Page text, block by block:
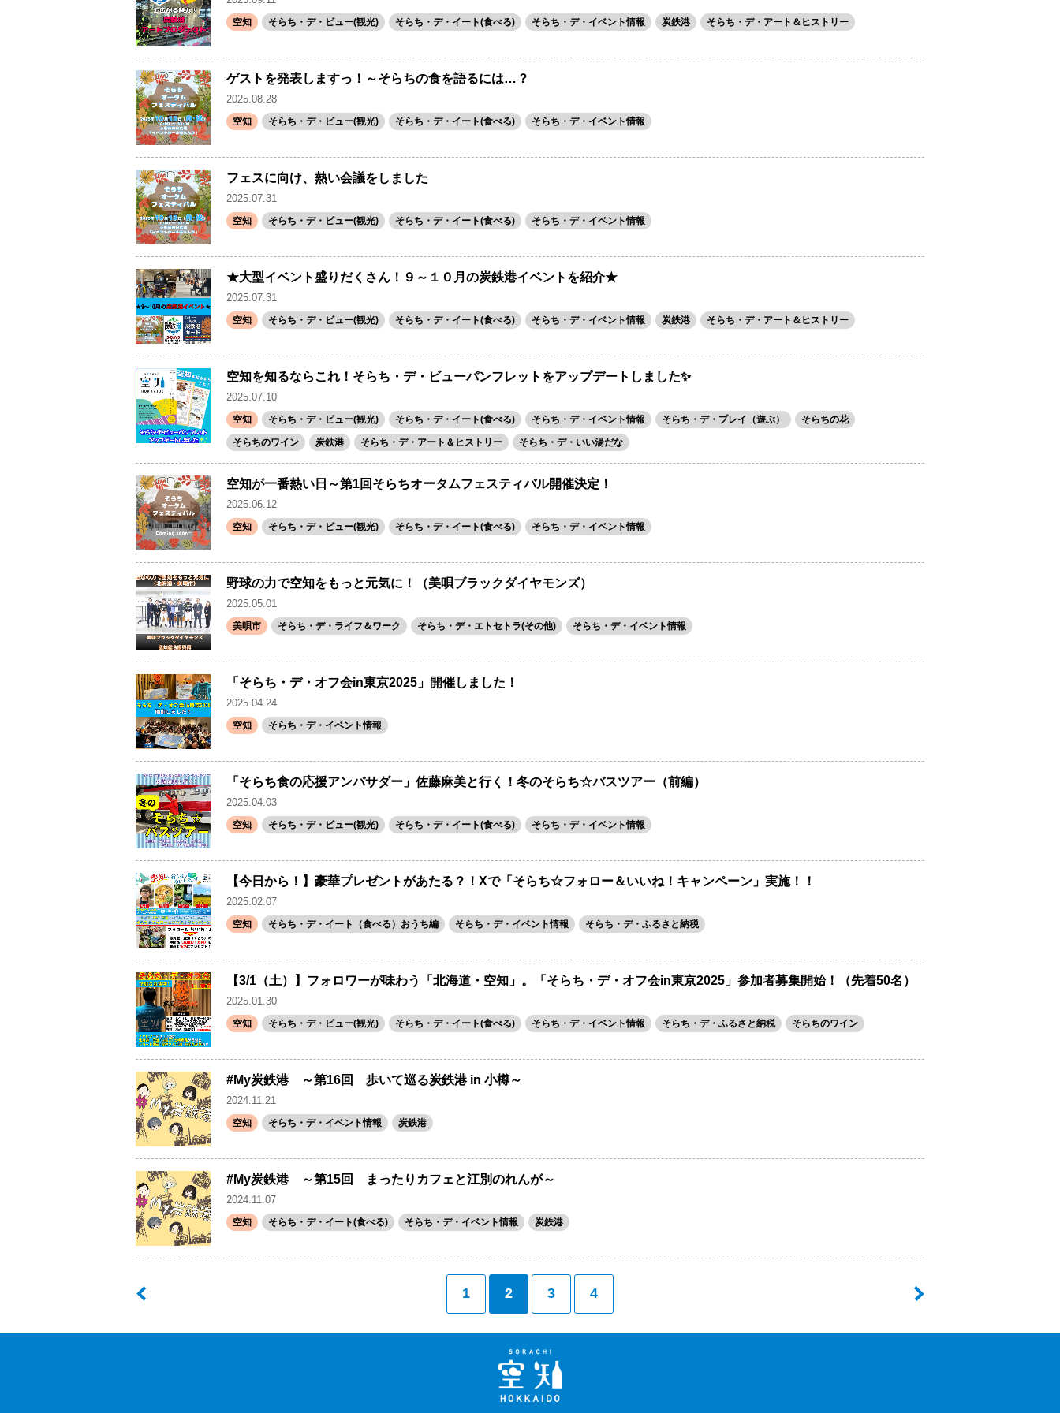
空知 そらち・デ・ビュー(観光) そらち・デ・イート(食べる) そらち・デ・イベント情報 炭鉄港 そらち・デ・アート＆ヒストリー
ゲストを発表しますっ！～そらちの食を語るには…？
2025.08.28
空知 そらち・デ・ビュー(観光) そらち・デ・イート(食べる) そらち・デ・イベント情報
フェスに向け、熱い会議をしました
2025.07.31
空知 そらち・デ・ビュー(観光) そらち・デ・イート(食べる) そらち・デ・イベント情報
★大型イベント盛りだくさん！９～１０月の炭鉄港イベントを紹介★
2025.07.31
空知 そらち・デ・ビュー(観光) そらち・デ・イート(食べる) そらち・デ・イベント情報 炭鉄港 そらち・デ・アート＆ヒストリー
空知を知るならこれ！そらち・デ・ビューパンフレットをアップデートしました✨
2025.07.10
空知 そらち・デ・ビュー(観光) そらち・デ・イート(食べる) そらち・デ・イベント情報 そらち・デ・プレイ（遊ぶ） そらちの花
そらちのワイン 炭鉄港 そらち・デ・アート＆ヒストリー そらち・デ・いい湯だな
空知が一番熱い日～第1回そらちオータムフェスティバル開催決定！
2025.06.12
空知 そらち・デ・ビュー(観光) そらち・デ・イート(食べる) そらち・デ・イベント情報
野球の力で空知をもっと元気に！（美唄ブラックダイヤモンズ）
2025.05.01
美唄市 そらち・デ・ライフ＆ワーク そらち・デ・エトセトラ(その他) そらち・デ・イベント情報
「そらち・デ・オフ会in東京2025」開催しました！
2025.04.24
空知 そらち・デ・イベント情報
「そらち食の応援アンバサダー」佐藤麻美と行く！冬のそらち☆バスツアー（前編）
2025.04.03
空知 そらち・デ・ビュー(観光) そらち・デ・イート(食べる) そらち・デ・イベント情報
【今日から！】豪華プレゼントがあたる？！Xで「そらち☆フォロー＆いいね！キャンペーン」実施！！
2025.02.07
空知 そらち・デ・イート（食べる）おうち編 そらち・デ・イベント情報 そらち・デ・ふるさと納税
【3/1（土）】フォロワーが味わう「北海道・空知」。「そらち・デ・オフ会in東京2025」参加者募集開始！（先着50名）
2025.01.30
空知 そらち・デ・ビュー(観光) そらち・デ・イート(食べる) そらち・デ・イベント情報 そらち・デ・ふるさと納税 そらちのワイン
#My炭鉄港 ～第16回 歩いて巡る炭鉄港 in 小樽～
2024.11.21
空知 そらち・デ・イベント情報 炭鉄港
#My炭鉄港 ～第15回 まったりカフェと江別のれんが～
2024.11.07
空知 そらち・デ・イート(食べる) そらち・デ・イベント情報 炭鉄港
1 2 3 4